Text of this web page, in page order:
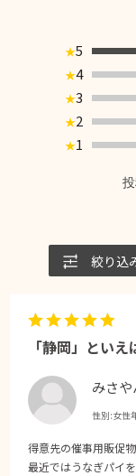
★5
★4
★3
★2
★1
絞り込
「静岡」とい
みさや
性別:女性
得意先の催事用販促
最近ではうなぎパイ